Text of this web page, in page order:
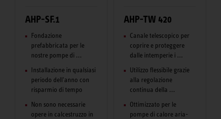
AHP-SF.1
Fondazione
prefabbricata per le
nostre pompe di ...
Installazione in qualsiasi
periodo dell'anno con
risparmio di tempo
Non sono necessarie
opere in calcestruzzo in
AHP-TW 420
Canale telescopico per
coprire e proteggere
dalle intemperie i ...
Utilizzo flessibile grazie
alla regolazione
continua della ...
Ottimizzato per le
pompe di calore aria-